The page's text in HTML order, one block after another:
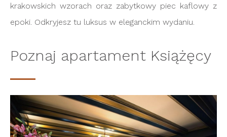
krakowskich wzorach oraz zabytkowy piec kaflowy z
epoki. Odkryjesz tu luksus w eleganckim wydaniu.
Poznaj apartament Książęcy